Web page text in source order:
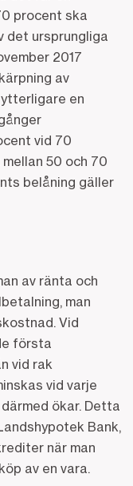
procent ska
det ursprungliga
2017
av
en
vid 70
50 och 70
belåning gäller
av ränta och
man
Vid
första
vid rak
vid varje
ökar. Detta
Bank,
när man
av en vara.